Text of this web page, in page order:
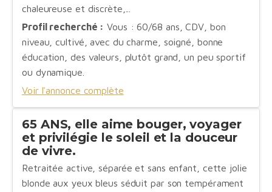
chaleureuse et discrète,...
Profil recherché : Vous : 60/68 ans, CDV, bon
niveau, cultivé, avec du charme, soigné, bonne
éducation, des valeurs, plutôt grand, un peu sportif
ou dynamique.
Voir l'annonce complète
65 ANS, elle aime bouger, voyager
et privilégie le soleil et la douceur
de vivre.
Retraitée active, séparée et sans enfant, cette jolie
blonde aux yeux bleus séduit par son tempérament